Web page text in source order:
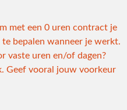
met een 0 uren contract je
te bepalen wanneer je werkt.
vaste uren en/of dagen?
Geef vooral jouw voorkeur